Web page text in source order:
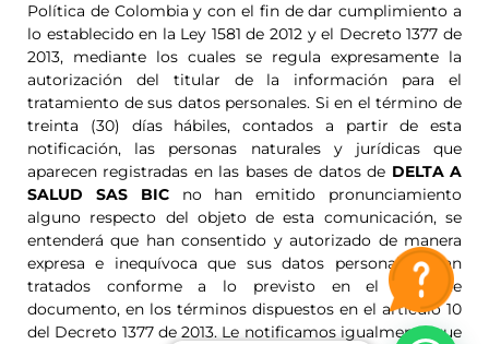
Política de Colombia y con el fin de dar cumplimiento a
lo establecido en la Ley 1581 de 2012 y el Decreto 1377 de
2013, mediante los cuales se regula expresamente la
autorización del titular de la información para el
tratamiento de sus datos personales. Si en el término de
treinta (30) días hábiles, contados a partir de esta
notificación, las personas naturales y jurídicas que
aparecen registradas en las bases de datos de DELTA A
SALUD SAS BICno han emitido pronunciamiento
alguno respecto del objeto de esta comunicación, se
entenderá que han consentido y autorizado de manera
expresa e inequívoca que sus datos personales sean
tratados conforme a lo previsto en el presente
documento, en los términos dispuestos en el artículo 10
del Decreto 1377 de 2013. Le notificamos igualmente que